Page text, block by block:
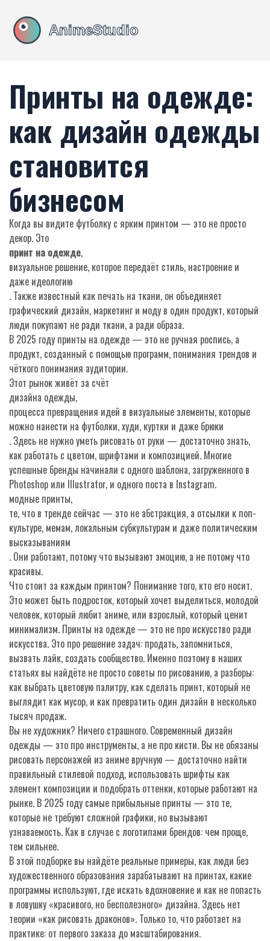
Принты на одежде:
как дизайн одежды
становится
бизнесом
Когда вы видите футболку с ярким принтом — это не просто
декор. Это
принт на одежде,
визуальное решение, которое передаёт стиль, настроение и
даже идеологию
. Также известный как печать на ткани, он объединяет
графический дизайн, маркетинг и моду в один продукт, который
люди покупают не ради ткани, а ради образа.
В 2025 году принты на одежде — это не ручная роспись, а
продукт, созданный с помощью программ, понимания трендов и
чёткого понимания аудитории.
Этот рынок живёт за счёт
дизайна одежды,
процесса превращения идей в визуальные элементы, которые
можно нанести на футболки, худи, куртки и даже брюки
. Здесь не нужно уметь рисовать от руки — достаточно знать,
как работать с цветом, шрифтами и композицией. Многие
успешные бренды начинали с одного шаблона, загруженного в
Photoshop или Illustrator, и одного поста в Instagram.
модные принты,
те, что в тренде сейчас — это не абстракция, а отсылки к поп-
культуре, мемам, локальным субкультурам и даже политическим
высказываниям
. Они работают, потому что вызывают эмоцию, а не потому что
красивы.
Что стоит за каждым принтом? Понимание того, кто его носит.
Это может быть подросток, который хочет выделиться, молодой
человек, который любит аниме, или взрослый, который ценит
минимализм. Принты на одежде — это не про искусство ради
искусства. Это про решение задач: продать, запомниться,
вызвать лайк, создать сообщество. Именно поэтому в наших
статьях вы найдёте не просто советы по рисованию, а разборы:
как выбрать цветовую палитру, как сделать принт, который не
выглядит как мусор, и как превратить один дизайн в несколько
тысяч продаж.
Вы не художник? Ничего страшного. Современный дизайн
одежды — это про инструменты, а не про кисти. Вы не обязаны
рисовать персонажей из аниме вручную — достаточно найти
правильный стилевой подход, использовать шрифты как
элемент композиции и подобрать оттенки, которые работают на
рынке. В 2025 году самые прибыльные принты — это те,
которые не требуют сложной графики, но вызывают
узнаваемость. Как в случае с логотипами брендов: чем проще,
тем сильнее.
В этой подборке вы найдёте реальные примеры, как люди без
художественного образования зарабатывают на принтах, какие
программы используют, где искать вдохновение и как не попасть
в ловушку «красивого, но бесполезного» дизайна. Здесь нет
теории «как рисовать драконов». Только то, что работает на
практике: от первого заказа до масштабирования.